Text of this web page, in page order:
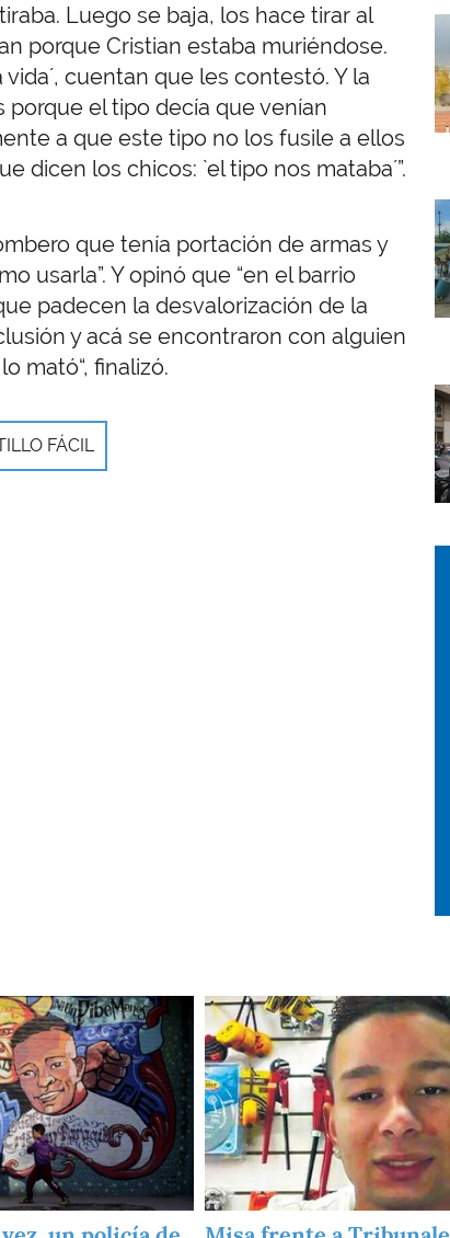
Luego se baja, los hace tirar al
porque Cristian estaba muriéndose.
cuentan que les contestó. Y la
el tipo decía que venían
a que este tipo no los fusile a ellos
dicen los chicos: `el tipo nos mataba´”.
que tenía portación de armas y
usarla”. Y opinó que “en el barrio
padecen la desvalorización de la
y acá se encontraron con alguien
mató“, finalizó.
FÁCIL
Imagen